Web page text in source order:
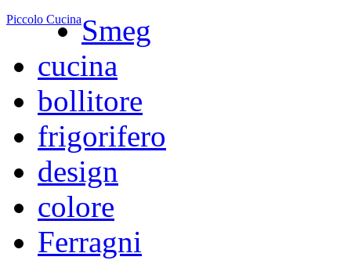
Piccolo CucinaSmeg
cucina
bollitore
frigorifero
design
colore
Ferragni